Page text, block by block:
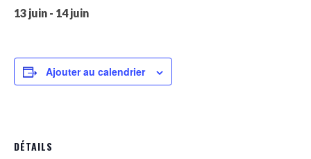
13 juin - 14 juin
Ajouter au calendrier
DÉTAILS